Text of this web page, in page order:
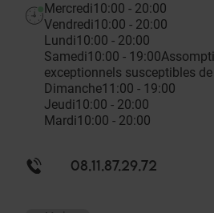
Mercredi10:00 - 20:00
Vendredi10:00 - 20:00
Lundi10:00 - 20:00
Samedi10:00 - 19:00
exceptionnels susceptibles de
Dimanche11:00 - 19:00
Jeudi10:00 - 20:00
Mardi10:00 - 20:00
08.11.87.29.72